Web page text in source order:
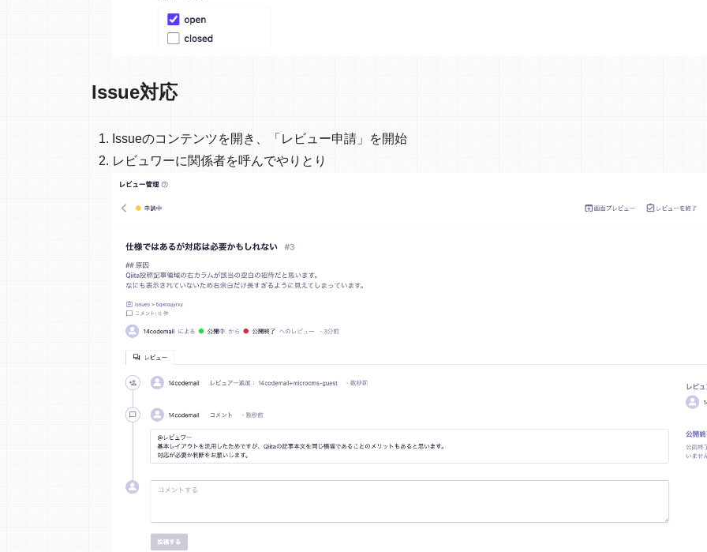
Issue対応
Issueのコンテンツを開き、「レビュー申請」を開始
レビュワーに関係者を呼んでやりとり